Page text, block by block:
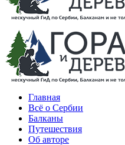
Главная
Всё о Сербии
Балканы
Путешествия
Об авторе